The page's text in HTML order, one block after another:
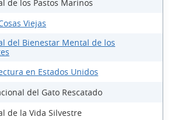
de los Pastos Marinos
Viejas
del Bienestar Mental de los
en Estados Unidos
del Gato Rescatado
de la Vida Silvestre